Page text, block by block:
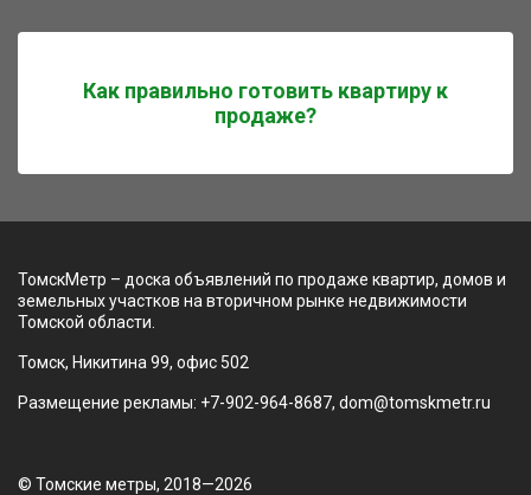
Как правильно готовить квартиру к
продаже?
ТомскМетр – доска объявлений по продаже квартир, домов и
земельных участков на вторичном рынке недвижимости
Томской области.
Томск, Никитина 99, офис 502
Размещение рекламы: +7-902-964-8687, dom@tomskmetr.ru
© Томские метры, 2018—2026